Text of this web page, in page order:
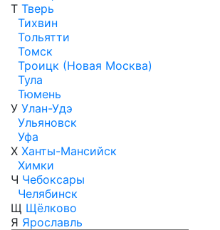
Т Тверь
Тихвин
Тольятти
Томск
Троицк (Новая Москва)
Тула
Тюмень
У Улан-Удэ
Ульяновск
Уфа
Х Ханты-Мансийск
Химки
Ч Чебоксары
Челябинск
Щ Щёлково
Я Ярославль